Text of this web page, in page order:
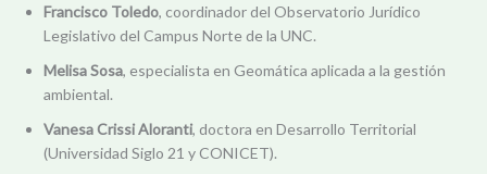
Francisco Toledo, coordinador del Observatorio Jurídico
Legislativo del Campus Norte de la UNC.
Melisa Sosa, especialista en Geomática aplicada a la gestión
ambiental.
Vanesa Crissi Aloranti, doctora en Desarrollo Territorial
(Universidad Siglo 21 y CONICET).